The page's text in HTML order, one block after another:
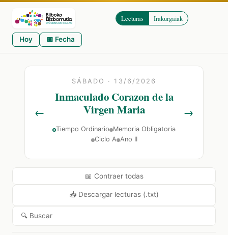
Lecturas Irakurgaiak
Hoy 📅 Fecha
← →
SÁBADO · 13/6/2026
Inmaculado Corazon de la
Virgen Maria
Tiempo Ordinario Memoria Obligatoria
Ciclo A Ano II
📖 Contraer todas
📥 Descargar lecturas (.txt)
🔍 Buscar